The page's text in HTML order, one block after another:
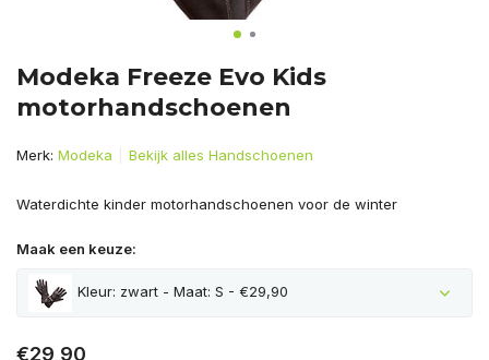
Modeka Freeze Evo Kids
motorhandschoenen
Merk: Modeka Bekijk alles Handschoenen
Waterdichte kinder motorhandschoenen voor de winter
Maak een keuze:
Kleur: zwart - Maat: S - €29,90
€29,90